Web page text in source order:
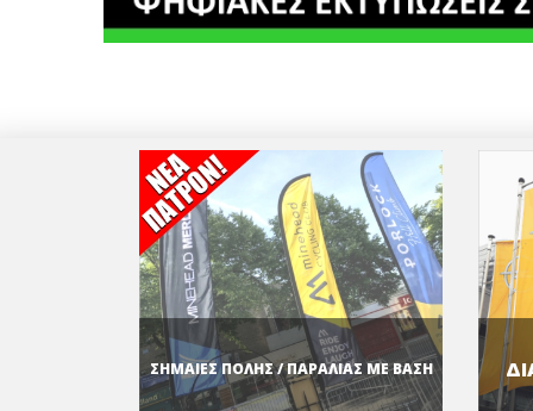
ΣΗΜΑΙΕΣ ΠΟΛΗΣ / ΠΑΡΑΛΙΑΣ ΜΕ ΒΑΣΗ